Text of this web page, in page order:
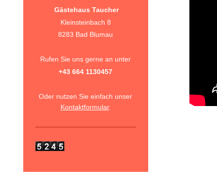
Gästehaus Taucher
Kleinsteinbach 8
8283 Bad Blumau
Rufen Sie uns gerne an unter
+43 664 1130457
Oder nutzen Sie einfach unser
Kontaktformular.